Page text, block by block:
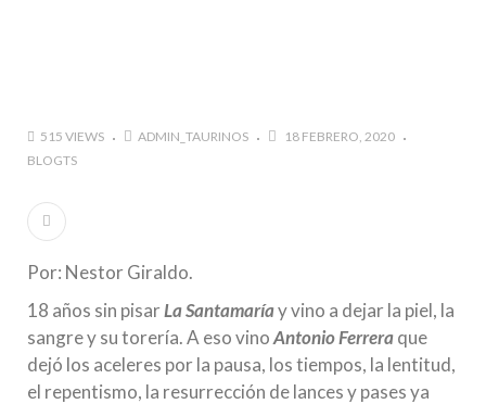
BOGOTA
515 VIEWS ADMIN_TAURINOS
18 FEBRERO, 2020
BLOGTS
Por: Nestor Giraldo.
18 años sin pisarLa Santamaríay vino a dejar la piel, la
sangre y su torería. A eso vinoAntonio Ferreraque
dejó los aceleres por la pausa, los tiempos, la lentitud,
el repentismo, la resurrección de lances y pases ya